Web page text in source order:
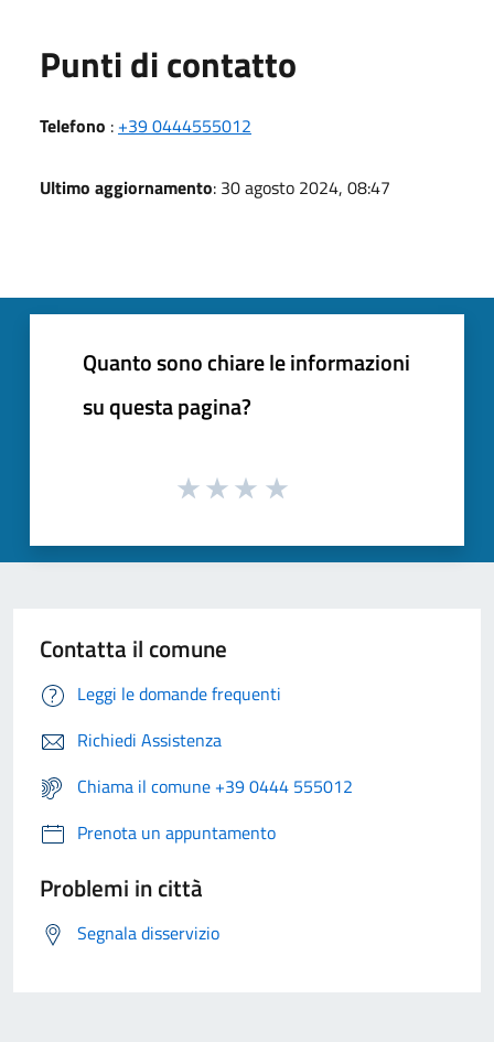
Punti di contatto
Telefono : +39 0444555012
Ultimo aggiornamento: 30 agosto 2024, 08:47
Quanto sono chiare le informazioni
su questa pagina?
Contatta il comune
Leggi le domande frequenti
Richiedi Assistenza
Chiama il comune +39 0444 555012
Prenota un appuntamento
Problemi in città
Segnala disservizio